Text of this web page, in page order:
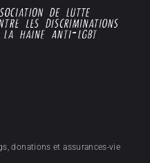
donations et assurances-vie